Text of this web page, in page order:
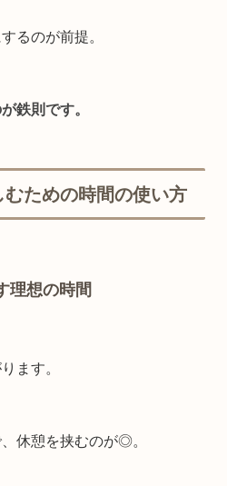
るのが前提。
鉄則です。
ための時間の使い方
理想の時間
ます。
休憩を挟むのが◎。